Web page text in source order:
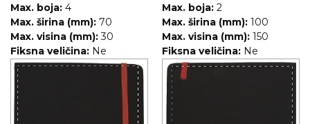
TORBE & PUTOVANJE
TEKSTIL
RADNA OPREMA
Max. boja: 4
Max. širina (mm): 70
Max. visina (mm): 30
Fiksna veličina: Ne
Max. boja: 2
Max. širina (mm): 100
Max. visina (mm): 150
Fiksna veličina: Ne